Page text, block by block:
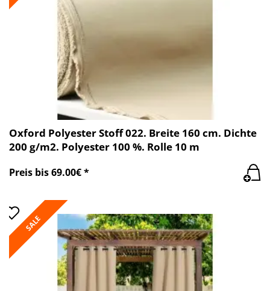
Oxford Polyester Stoff 022. Breite 160 cm. Dichte
200 g/m2. Polyester 100 %. Rolle 10 m
Preis bis 69.00€ *
SALE